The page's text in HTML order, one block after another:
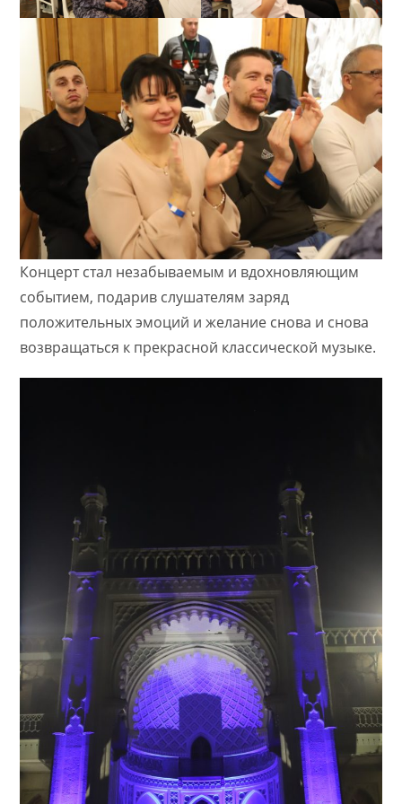
Концерт стал незабываемым и вдохновляющим
событием, подарив слушателям заряд
положительных эмоций и желание снова и снова
возвращаться к прекрасной классической музыке.